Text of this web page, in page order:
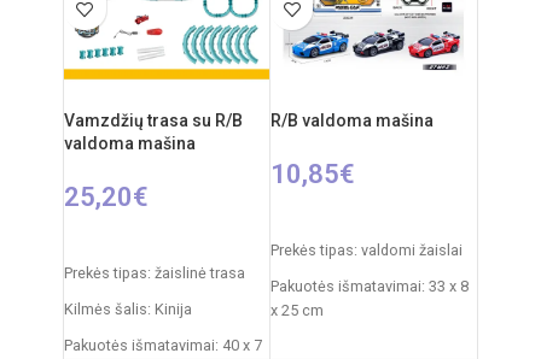
Vamzdžių trasa su R/B
valdoma mašina
25,20€
Prekės tipas: žaislinė trasa
Kilmės šalis: Kinija
Pakuotės išmatavimai: 40 x 7
R/B valdoma mašina
10,85€
Prekės tipas: valdomi žaislai
Pakuotės išmatavimai: 33 x 8
x 25 cm